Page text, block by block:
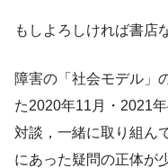
もしよろしければ書店
障害の「社会モデル」
た2020年11月・2021
対談，一緒に取り組ん
にあった疑問の正体が